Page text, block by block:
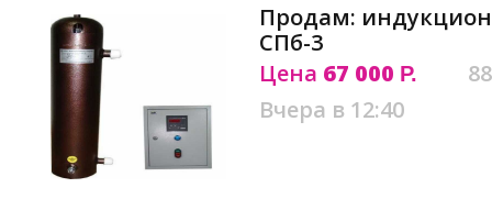
Продам:
СПб-3
Цена 67 000 Р.
Вчера в 12:40